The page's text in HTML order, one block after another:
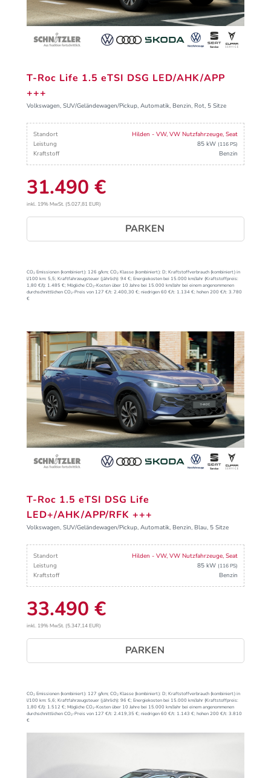
T-Roc Life 1.5 eTSI DSG LED/AHK/APP
+++
Volkswagen, SUV/Geländewagen/Pickup, Automatik, Benzin, Rot, 5 Sitze
Standort
Hilden - VW, VW Nutzfahrzeuge, Seat
Leistung
85 kW (116 PS)
Kraftstoff Benzin
31.490 €
inkl. 19% MwSt. (5.027,81 EUR)
PARKEN
CO₂ Emissionen (kombiniert): 126 g/km;CO₂ Klasse (kombiniert):D;Kraftstoffverbrauch (kombiniert) in
l/100 km:5,5;Kraftfahrzeugsteuer (jährlich):94 €;Energiekosten bei 15.000 km/Jahr (Kraftstoffpreis:
1,80 €/l): 1.485 €;Mögliche CO₂-Kosten über 10 Jahre bei 15.000 km/Jahr bei einem angenommenen
durchschnittlichen CO₂-Preis von 127 €/t:2.400,30 €; niedrigen 60 €/t: 1.134 €; hohen 200 €/t: 3.780
€
T-Roc 1.5 eTSI DSG Life
LED+/AHK/APP/RFK +++
Volkswagen, SUV/Geländewagen/Pickup, Automatik, Benzin, Blau, 5 Sitze
Standort
Hilden - VW, VW Nutzfahrzeuge, Seat
Leistung
85 kW (116 PS)
Kraftstoff Benzin
33.490 €
inkl. 19% MwSt. (5.347,14 EUR)
PARKEN
CO₂ Emissionen (kombiniert): 127 g/km;CO₂ Klasse (kombiniert):D;Kraftstoffverbrauch (kombiniert) in
l/100 km:5,6;Kraftfahrzeugsteuer (jährlich):96 €;Energiekosten bei 15.000 km/Jahr (Kraftstoffpreis:
1,80 €/l): 1.512 €;Mögliche CO₂-Kosten über 10 Jahre bei 15.000 km/Jahr bei einem angenommenen
durchschnittlichen CO₂-Preis von 127 €/t:2.419,35 €; niedrigen 60 €/t: 1.143 €; hohen 200 €/t: 3.810
€